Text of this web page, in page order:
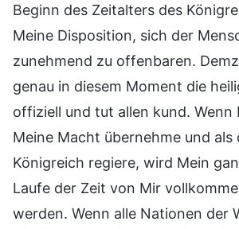
Beginn des Zeitalters des
Meine Disposition, sich der
zunehmend zu offenbaren.
genau in diesem Moment die
offiziell und tut allen kund. Wenn
Meine Macht übernehme und als
Königreich regiere, wird Mein
Laufe der Zeit von Mir
werden. Wenn alle Nationen der